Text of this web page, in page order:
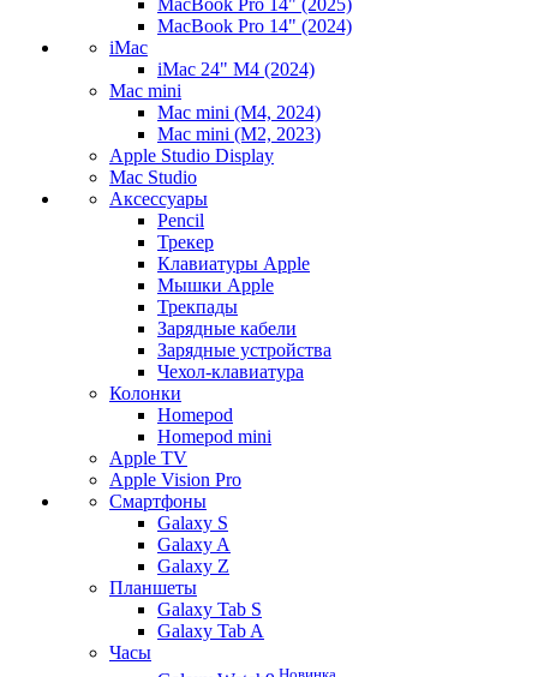
MacBook Pro 14" (2025)
MacBook Pro 14" (2024)
iMac
iMac 24" M4 (2024)
Mac mini
Mac mini (M4, 2024)
Mac mini (M2, 2023)
Apple Studio Display
Mac Studio
Аксессуары
Pencil
Трекер
Клавиатуры Apple
Мышки Apple
Трекпады
Зарядные кабели
Зарядные устройства
Чехол-клавиатура
Колонки
Homepod
Homepod mini
Apple TV
Apple Vision Pro
Смартфоны
Galaxy S
Galaxy A
Galaxy Z
Планшеты
Galaxy Tab S
Galaxy Tab A
Часы
Новинка